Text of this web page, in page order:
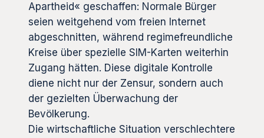
Apartheid« geschaffen: Normale Bürger
seien weitgehend vom freien Internet
abgeschnitten, während regimefreundliche
Kreise über spezielle SIM-Karten weiterhin
Zugang hätten. Diese digitale Kontrolle
diene nicht nur der Zensur, sondern auch
der gezielten Überwachung der
Bevölkerung.
Die wirtschaftliche Situation verschlechtere